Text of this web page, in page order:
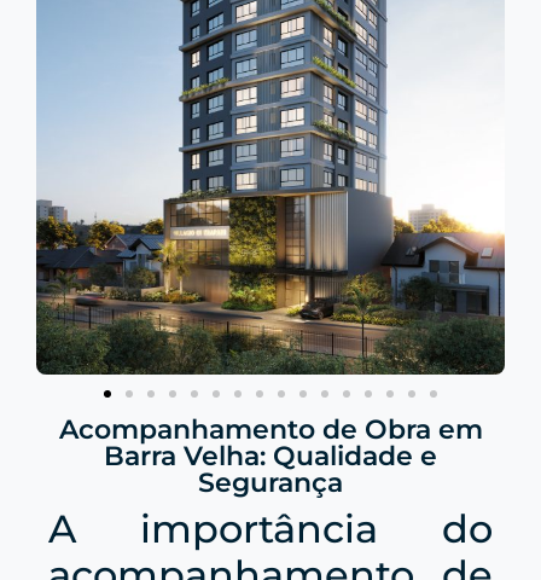
Acompanhamento de Obra em
Barra Velha: Qualidade e
Segurança
A importância do